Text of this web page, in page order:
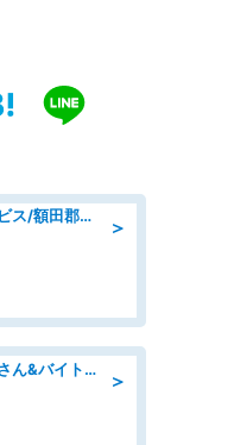
＞
介護職・ヘルパー/デイサービス/額田郡幸田町/JR東海道本線 幸田/愛知県
＞
ホールスタッフ/「未経験者さん&バイトデビューも大歓迎」残業ほぼなし×1日3時間〜勤務OK!フォロー体制も充実/広島県/広島市南区